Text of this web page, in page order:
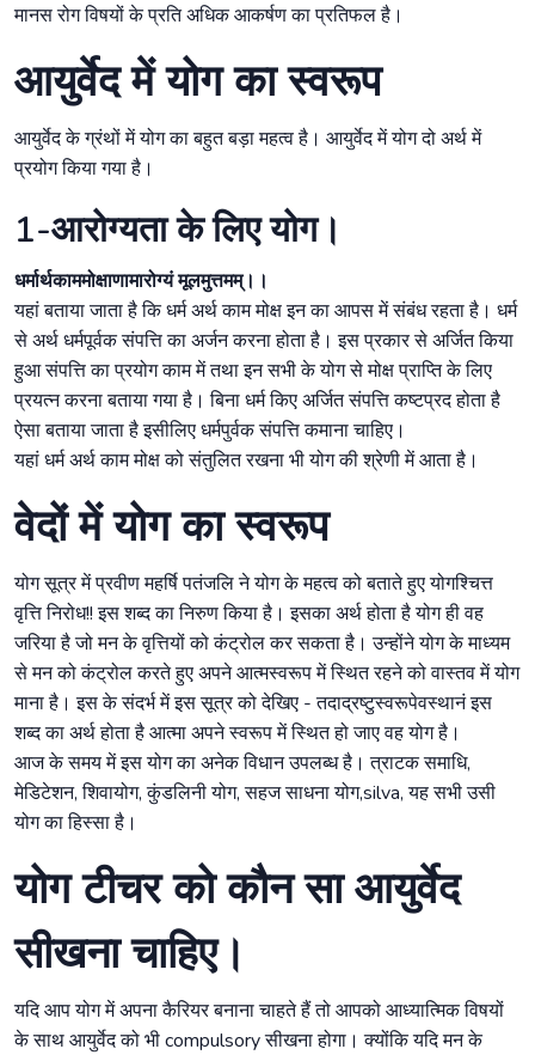
मानस रोग विषयों के प्रति अधिक आकर्षण का प्रतिफल है।
आयुर्वेद में योग का स्वरूप
आयुर्वेद के ग्रंथों में योग का बहुत बड़ा महत्व है। आयुर्वेद में योग दो अर्थ में
प्रयोग किया गया है।
1-आरोग्यता के लिए योग।
धर्मार्थकाममोक्षाणामारोग्यं मूलमुत्तमम्।।
यहां बताया जाता है कि धर्म अर्थ काम मोक्ष इन का आपस में संबंध रहता है। धर्म
से अर्थ धर्मपूर्वक संपत्ति का अर्जन करना होता है। इस प्रकार से अर्जित किया
हुआ संपत्ति का प्रयोग काम में तथा इन सभी के योग से मोक्ष प्राप्ति के लिए
प्रयत्न करना बताया गया है। बिना धर्म किए अर्जित संपत्ति कष्टप्रद होता है
ऐसा बताया जाता है इसीलिए धर्मपुर्वक संपत्ति कमाना चाहिए।
यहां धर्म अर्थ काम मोक्ष को संतुलित रखना भी योग की श्रेणी में आता है।
वेदों में योग का स्वरूप
योग सूत्र में प्रवीण महर्षि पतंजलि ने योग के महत्व को बताते हुए योगश्चित्त
वृत्ति निरोध!! इस शब्द का निरुण किया है। इसका अर्थ होता है योग ही वह
जरिया है जो मन के वृत्तियों को कंट्रोल कर सकता है। उन्होंने योग के माध्यम
से मन को कंट्रोल करते हुए अपने आत्मस्वरूप में स्थित रहने को वास्तव में योग
माना है। इस के संदर्भ में इस सूत्र को देखिए - तदाद्रष्टुस्वरूपेवस्थानं इस
शब्द का अर्थ होता है आत्मा अपने स्वरूप में स्थित हो जाए वह योग है।
आज के समय में इस योग का अनेक विधान उपलब्ध है। त्राटक समाधि,
मेडिटेशन, शिवायोग, कुंडलिनी योग, सहज साधना योग,silva, यह सभी उसी
योग का हिस्सा है।
योग टीचर को कौन सा आयुर्वेद
सीखना चाहिए।
यदि आप योग में अपना कैरियर बनाना चाहते हैं तो आपको आध्यात्मिक विषयों
के साथ आयुर्वेद को भी compulsory सीखना होगा। क्योंकि यदि मन के